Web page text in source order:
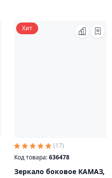
Хит
(17)
Код товара:636478
Зеркало боковое КАМАЗ,